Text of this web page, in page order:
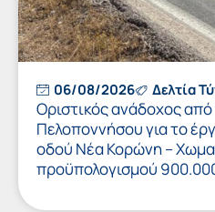
06/08/2026 Δελτία
Οριστικός ανάδοχος
Πελοποννήσου για το
οδού Νέα Κορώνη –
προϋπολογισμού